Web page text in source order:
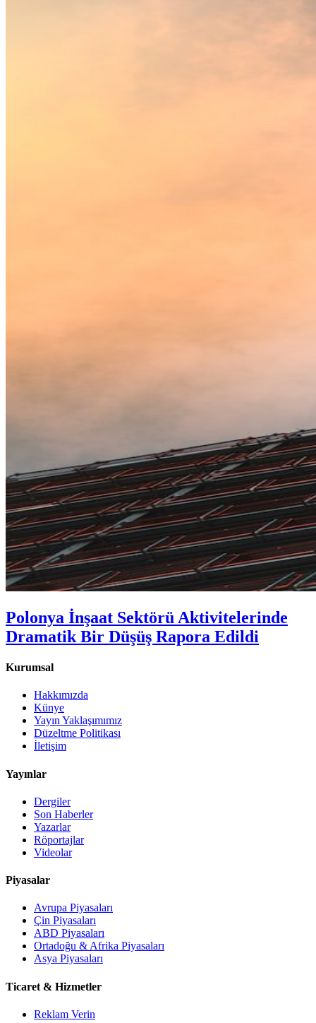
Polonya İnşaat Sektörü Aktivitelerinde
Dramatik Bir Düşüş Rapora Edildi
Kurumsal
Hakkımızda
Künye
Yayın Yaklaşımımız
Düzeltme Politikası
İletişim
Yayınlar
Dergiler
Son Haberler
Yazarlar
Röportajlar
Videolar
Piyasalar
Avrupa Piyasaları
Çin Piyasaları
ABD Piyasaları
Ortadoğu & Afrika Piyasaları
Asya Piyasaları
Ticaret & Hizmetler
Reklam Verin